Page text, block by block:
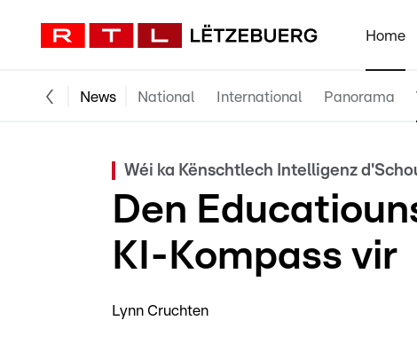
Home
News National International Panorama
Wéi ka Kënschtlech Intelligenz
Den
KI-Kompass vir
Lynn Cruchten